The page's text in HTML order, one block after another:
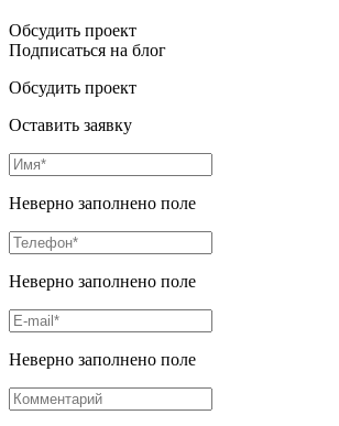
Обсудить проект
Подписаться на блог
Обсудить проект
Оставить заявку
Неверно заполнено поле
Неверно заполнено поле
Неверно заполнено поле